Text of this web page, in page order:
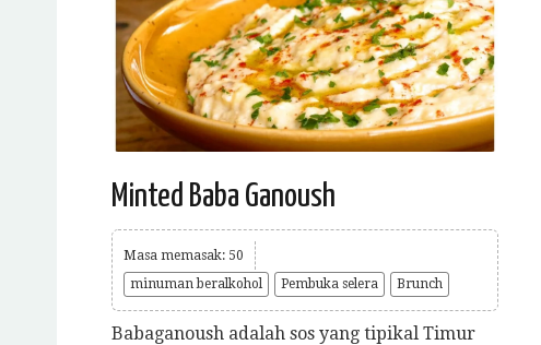
Minted Baba Ganoush
Masa memasak: 50
minuman beralkohol
Pembuka selera Brunch
Babaganoush adalah sos yang tipikal Timur